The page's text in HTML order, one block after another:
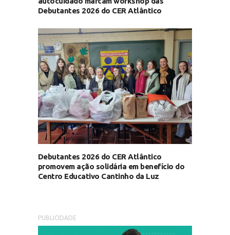
Debutantes 2026 do CER Atlântico
Debutantes 2026 do CER Atlântico
promovem ação solidária em benefício do
Centro Educativo Cantinho da Luz
PUBLICIDADE